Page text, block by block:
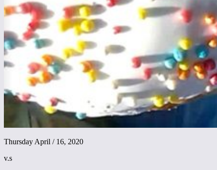
Thursday April / 16, 2020
v.s